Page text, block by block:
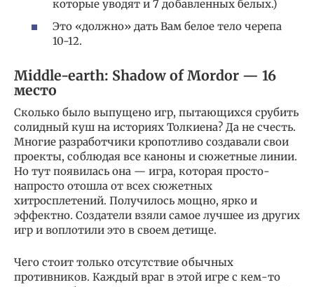
которые уводят и 7 добавленных белых.)
Это «должно» дать Вам белое тело черепа
10-12.
Middle-earth: Shadow of Mordor — 16
место
Сколько было выпущено игр, пытающихся срубить
солидный куш на историях Толкиена? Да не счесть.
Многие разработчики кропотливо создавали свои
проекты, соблюдая все каноны и сюжетные линии.
Но тут появилась она — игра, которая просто-
напросто отошла от всех сюжетных
хитросплетений. Получилось мощно, ярко и
эффектно. Создатели взяли самое лучшее из других
игр и воплотили это в своем детище.
Чего стоит только отсутствие обычных
противников. Каждый враг в этой игре с кем-то